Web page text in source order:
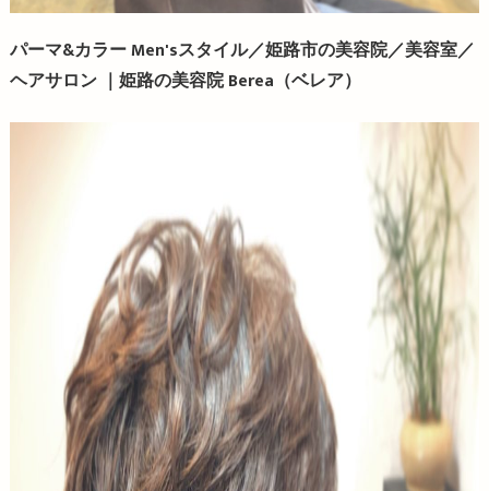
パーマ&カラー Men'sスタイル／姫路市の美容院／美容室／
ヘアサロン ｜姫路の美容院Berea （ベレア）